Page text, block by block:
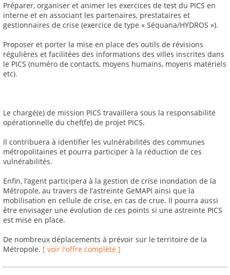
Préparer, organiser et animer les exercices de test du PICS en
interne et en associant les partenaires, prestataires et
gestionnaires de crise (exercice de type « Séquana/HYDROS »).
Proposer et porter la mise en place des outils de révisions
régulières et facilitées des informations des villes inscrites dans
le PICS (numéro de contacts, moyens humains, moyens matériels
etc).
Le chargé(e) de mission PICS travaillera sous la responsabilité
opérationnelle du chef(fe) de projet PICS.
Il contribuera à identifier les vulnérabilités des communes
métropolitaines et pourra participer à la réduction de ces
vulnérabilités.
Enfin, l’agent participera à la gestion de crise inondation de la
Métropole, au travers de l’astreinte GeMAPI ainsi que la
mobilisation en cellule de crise, en cas de crue. Il pourra aussi
être envisager une évolution de ces points si une astreinte PICS
est mise en place.
De nombreux déplacements à prévoir sur le territoire de la
Métropole. [ voir l'offre complète ]